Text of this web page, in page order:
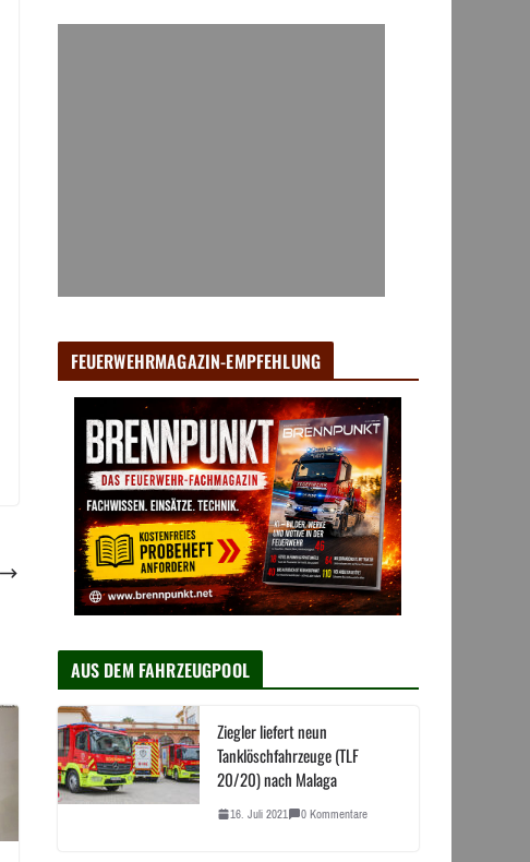
FEUERWEHRMAGAZIN-EMPFEHLUNG
AUS DEM FAHRZEUGPOOL
Ziegler liefert neun
Tanklöschfahrzeuge (TLF
20/20) nach Malaga
16. Juli 2021 0 Kommentare